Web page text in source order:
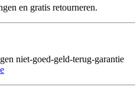
en gratis retourneren.
niet-goed-geld-terug-garantie